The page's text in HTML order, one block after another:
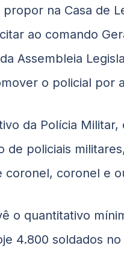
na Casa de
ao comando
Assembleia
o policial por
da Polícia
de policiais
coronel e
o quantitativo
4.800 soldados